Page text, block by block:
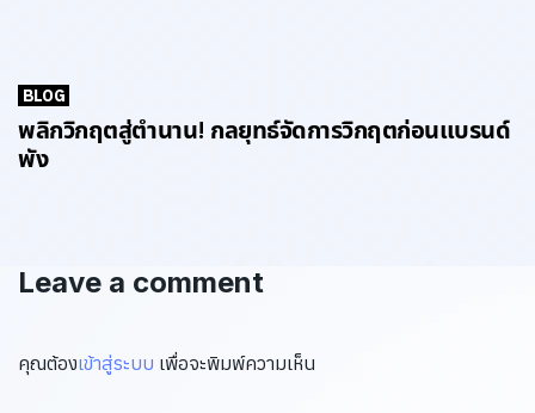
BLOG
พลิกวิกฤตสู่ตำนาน! กลยุทธ์จัดการวิกฤตก่อนแบรนด์
พัง
Leave a comment
คุณต้องเข้าสู่ระบบ เพื่อจะพิมพ์ความเห็น